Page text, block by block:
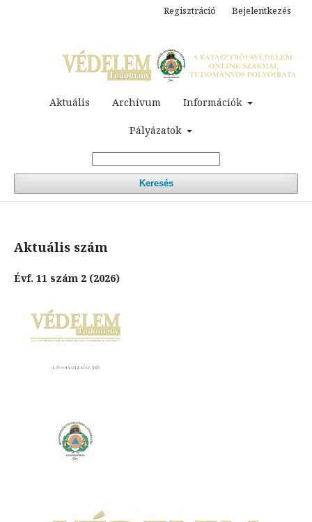
Aktuális Archívum Információk
Pályázatok
Keresés
Regisztráció Bejelentkezés
Aktuális szám
Évf. 11 szám 2 (2026)